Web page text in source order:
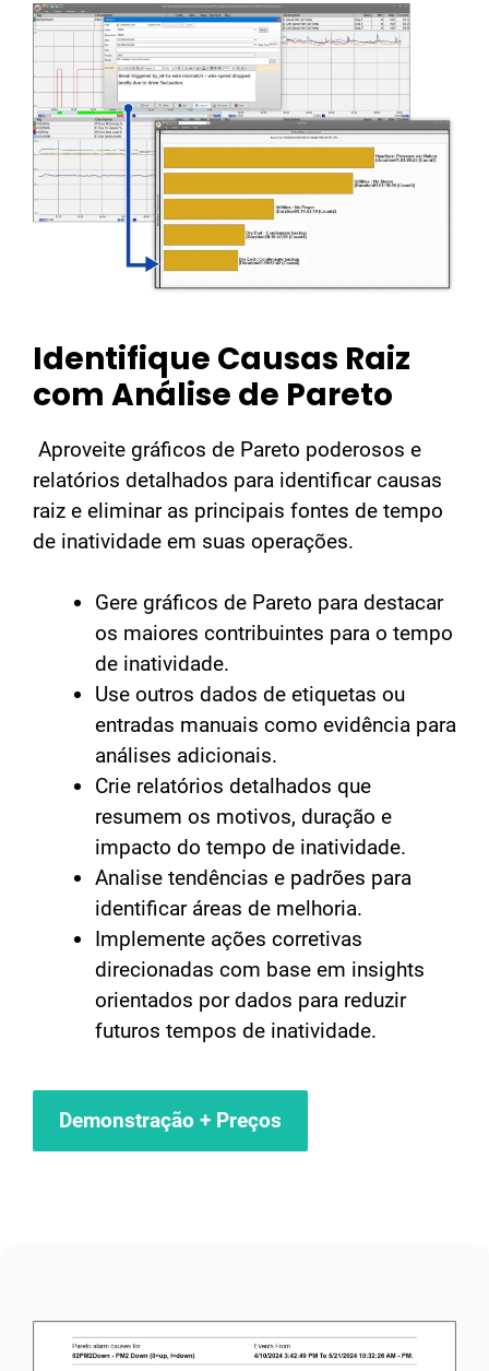
Identifique Causas Raiz
com Análise de Pareto
Aproveite gráficos de Pareto poderosos e
relatórios detalhados para identificar causas
raiz e eliminar as principais fontes de tempo
de inatividade em suas operações.
Gere gráficos de Pareto para destacar
os maiores contribuintes para o tempo
de inatividade.
Use outros dados de etiquetas ou
entradas manuais como evidência para
análises adicionais.
Crie relatórios detalhados que
resumem os motivos, duração e
impacto do tempo de inatividade.
Analise tendências e padrões para
identificar áreas de melhoria.
Implemente ações corretivas
direcionadas com base em insights
orientados por dados para reduzir
futuros tempos de inatividade.
Demonstração + Preços